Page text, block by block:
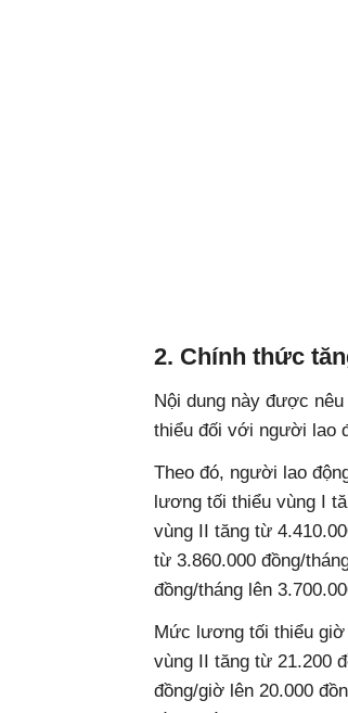
2. Chính thức
Nội dung này được nêu
thiểu đối với người lao
Theo đó, người lao
lương tối thiểu vùng I
vùng II tăng từ
từ 3.860.000 đồng/
đồng/tháng lên
Mức lương tối thiểu
vùng II tăng từ 21.200
đồng/giờ lên 20.000